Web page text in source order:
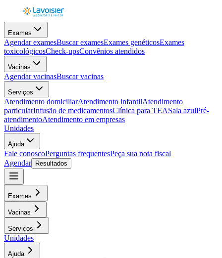
Exames
Agendar examesBuscar examesExames genéticosExames
toxicológicosCheck-upsConvênios atendidos
Vacinas
Agendar vacinasBuscar vacinas
Serviços
Atendimento domiciliarAtendimento infantilAtendimento
particularInfusão de medicamentosClínica para TEASala azulPré-
atendimentoAtendimento em empresas
Unidades
Ajuda
Fale conoscoPerguntas frequentesPeça sua nota fiscal
Agendar
Resultados
Exames
Vacinas
Serviços
Unidades
Ajuda